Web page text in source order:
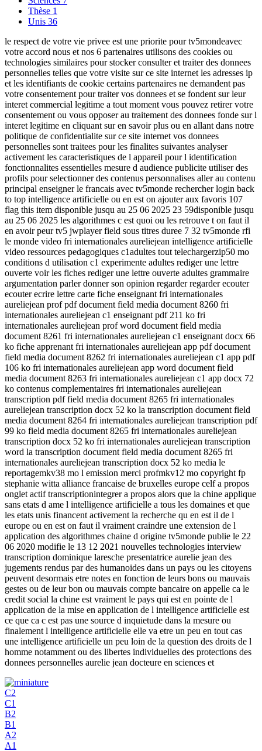
Thèse 1
Unis 36
le respect de votre vie privee est une priorite pour tv5mondeavec
votre accord nous et nos 6 partenaires utilisons des cookies ou
technologies similaires pour stocker consulter et traiter des donnees
personnelles telles que votre visite sur ce site internet les adresses ip
et les identifiants de cookie certains partenaires ne demandent pas
votre consentement pour traiter vos donnees et se fondent sur leur
interet commercial legitime a tout moment vous pouvez retirer votre
consentement ou vous opposer au traitement des donnees fonde sur l
interet legitime en cliquant sur en savoir plus ou en allant dans notre
politique de confidentialite sur ce site internet vos donnees
personnelles sont traitees pour les finalites suivantes analyser
activement les caracteristiques de l appareil pour l identification
fonctionnalites essentielles mesure d audience publicite utiliser des
profils pour selectionner des contenus personnalises aller au contenu
principal enseigner le francais avec tv5monde rechercher login back
to top intelligence artificielle ou en est on ajouter aux favoris 107
flag this item disponible jusqu au 25 06 2025 23 59disponible jusqu
au 25 06 2025 les algorithmes c est quoi ou les retrouve t on faut il
en avoir peur tv5 jwplayer field sous titres duree 7 32 tv5monde rfi
le monde video fri internationales aureliejean intelligence artificielle
video ressources pedagogiques c1adultes tout telechargerzip50 mo
conditions d utilisation c1 experimente adultes rediger une lettre
ouverte voir les fiches rediger une lettre ouverte adultes grammaire
argumentation parler donner son opinion regarder regarder ecouter
ecouter ecrire lettre carte fiche enseignant fri internationales
aureliejean prof pdf document field media document 8260 fri
internationales aureliejean c1 enseignant pdf 211 ko fri
internationales aureliejean prof word document field media
document 8261 fri internationales aureliejean c1 enseignant docx 66
ko fiche apprenant fri internationales aureliejean app pdf document
field media document 8262 fri internationales aureliejean c1 app pdf
106 ko fri internationales aureliejean app word document field
media document 8263 fri internationales aureliejean c1 app docx 72
ko contenus complementaires fri internationales aureliejean
transcription pdf field media document 8265 fri internationales
aureliejean transcription docx 52 ko la transcription document field
media document 8264 fri internationales aureliejean transcription pdf
99 ko field media document 8265 fri internationales aureliejean
transcription docx 52 ko fri internationales aureliejean transcription
word la transcription document field media document 8265 fri
internationales aureliejean transcription docx 52 ko media le
reportagemkv38 mo l emission merci profmkv12 mo copyright fp
stephanie witta alliance francaise de bruxelles europe celf a propos
onglet actif transcriptionintegrer a propos alors que la chine applique
sans etats d ame l intelligence artificielle a tous les domaines et que
les etats unis financent activement la recherche qu en est il de l
europe ou en est on faut il vraiment craindre une extension de l
application des algorithmes chaine d origine tv5monde publie le 22
06 2020 modifie le 13 12 2021 nouvelles technologies interview
transcription dominique laresche presentatrice aurelie jean des
jugements rendus par des humanoides dans un pays ou les citoyens
peuvent desormais etre notes en fonction de leurs bons ou mauvais
gestes ou de leur bon ou mauvais compte bancaire on appelle ca le
credit social la chine est vraiment le pays qui est en pointe de l
application de la mise en application de l intelligence artificielle est
ce que ca c est pas une source d inquietude dans la mesure ou
finalement l intelligence artificielle elle va etre un peu en tout cas
une intelligence artificielle un peu loin de la question des droits de l
homme notamment ou des libertes individuelles des protections des
donnees personnelles aurelie jean docteure en sciences et
C2
C1
B2
B1
A2
A1